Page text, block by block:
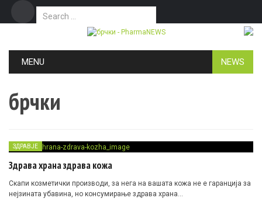
Search for:
MENU NEWS
брчки
ЗДРАВЈЕ
Здрава храна здрава кожа
Скапи козметички производи, за нега на вашата кожа не е гаранција за
нејзината убавина, но консумирање здрава храна…